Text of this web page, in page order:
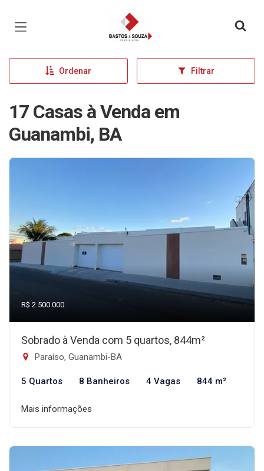
Página inicial
Ordenar Filtrar
17 Casas à Venda em
Guanambi, BA
R$ 2.500.000
Sobrado à Venda com 5 quartos, 844m²
Paraíso, Guanambi-BA
5 Quartos 8 Banheiros 4 Vagas 844 m²
Mais informações